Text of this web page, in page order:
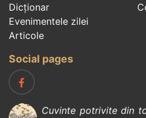
Dicționar
Evenimentele zilei
Articole
Social pages
Cuvinte potrivite din